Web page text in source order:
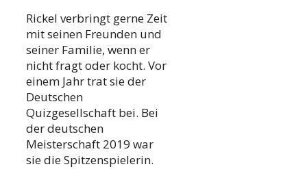
Rickel verbringt gerne Zeit
mit seinen Freunden und
seiner Familie, wenn er
nicht fragt oder kocht. Vor
einem Jahr trat sie der
Deutschen
Quizgesellschaft bei. Bei
der deutschen
Meisterschaft 2019 war
sie die Spitzenspielerin.